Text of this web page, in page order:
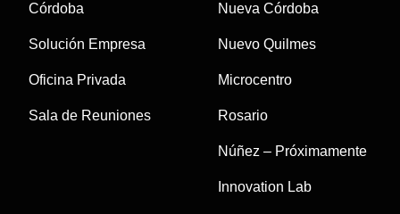
Córdoba
Solución Empresa
Oficina Privada
Sala de Reuniones
Nueva Córdoba
Nuevo Quilmes
Microcentro
Rosario
Núñez – Próximamente
Innovation Lab